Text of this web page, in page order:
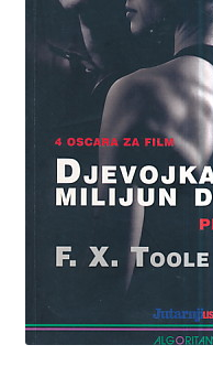
Terms of Use
Uvjeti prodaje i dostava